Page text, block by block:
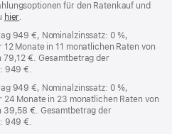
für den Ratenkauf und
hier(Öffnet
neues
Fenster)
.
949 €, Nominalzinssatz: 0 %,
Monate in 11 monatlichen Raten von
€. Gesamtbetrag der
949 €.
949 €, Nominalzinssatz: 0 %,
Monate in 23 monatlichen Raten von
39,58 €. Gesamtbetrag der
949 €.